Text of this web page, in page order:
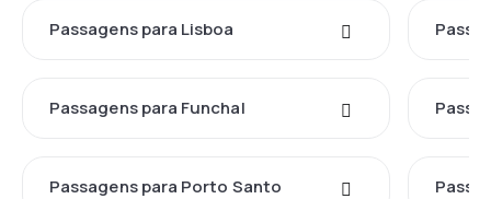
Passagens para Lisboa
Passagens para Funchal
Passagens para Porto Santo